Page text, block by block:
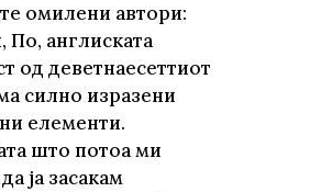
омилени автори:
По, англиската
од деветнаесеттиот
силно изразени
елементи.
што потоа ми
ја засакам